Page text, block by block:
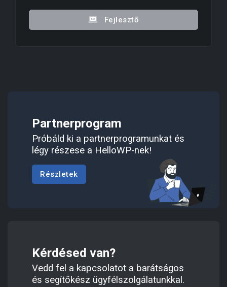
Fejlesztő
Partnerprogram
Próbáld ki a partnerprogramunkat és
légy részese a HelloWP-nek!
Részletek
Kérdésed van?
Vedd fel a kapcsolatot a barátságos
és segítőkész ügyfélszolgálatunkkal.